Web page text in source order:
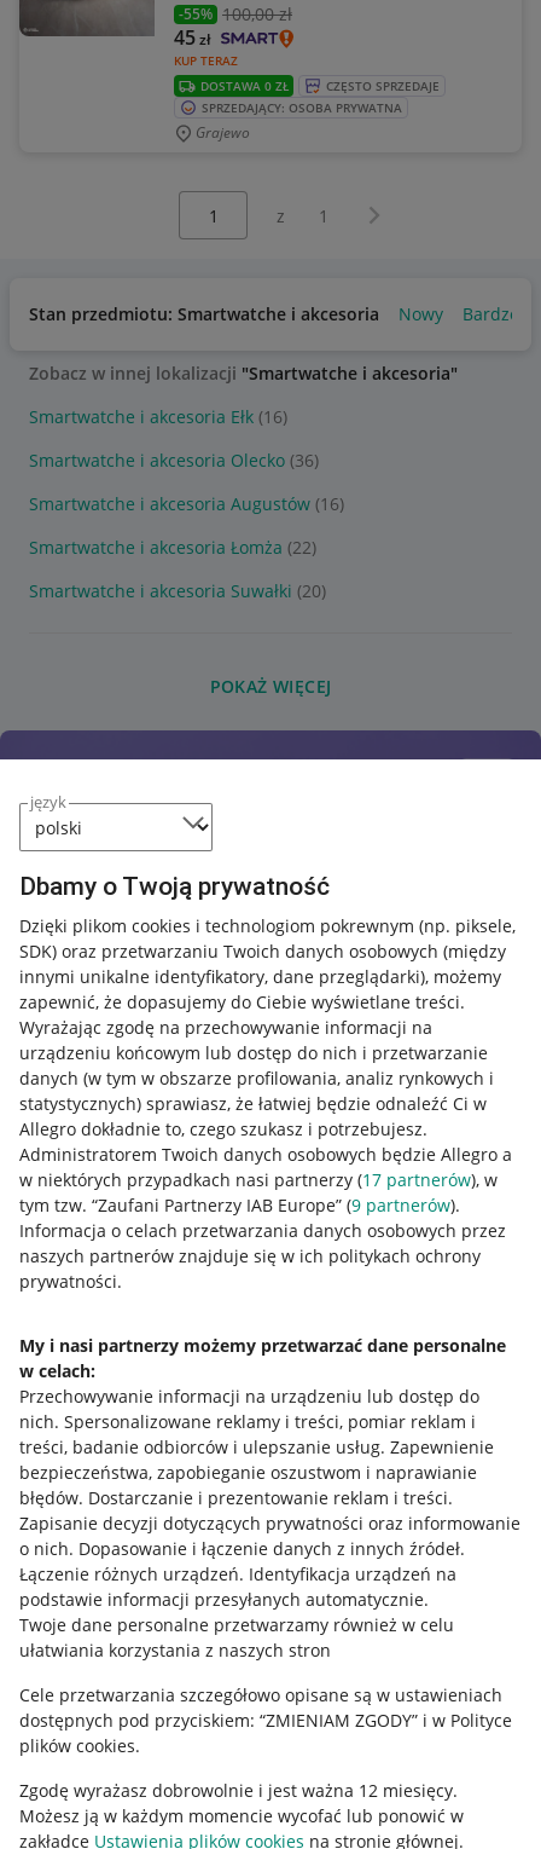
język
Dbamy o Twoją prywatność
Dzięki plikom cookies i technologiom pokrewnym (np. piksele,
SDK) oraz przetwarzaniu Twoich danych osobowych (między
innymi unikalne identyfikatory, dane przeglądarki), możemy
zapewnić, że dopasujemy do Ciebie wyświetlane treści.
Wyrażając zgodę na przechowywanie informacji na
urządzeniu końcowym lub dostęp do nich i przetwarzanie
danych (w tym w obszarze profilowania, analiz rynkowych i
statystycznych) sprawiasz, że łatwiej będzie odnaleźć Ci w
Allegro dokładnie to, czego szukasz i potrzebujesz.
Administratorem Twoich danych osobowych będzie Allegro a
w niektórych przypadkach nasi partnerzy (17 partnerów), w
tym tzw. “Zaufani Partnerzy IAB Europe” (9 partnerów).
Informacja o celach przetwarzania danych osobowych przez
naszych partnerów znajduje się w ich politykach ochrony
prywatności.
My i nasi partnerzy możemy przetwarzać dane personalne
w celach:
Przechowywanie informacji na urządzeniu lub dostęp do
nich. Spersonalizowane reklamy i treści, pomiar reklam i
treści, badanie odbiorców i ulepszanie usług. Zapewnienie
bezpieczeństwa, zapobieganie oszustwom i naprawianie
błędów. Dostarczanie i prezentowanie reklam i treści.
Zapisanie decyzji dotyczących prywatności oraz informowanie
o nich. Dopasowanie i łączenie danych z innych źródeł.
Łączenie różnych urządzeń. Identyfikacja urządzeń na
podstawie informacji przesyłanych automatycznie.
Twoje dane personalne przetwarzamy również w celu
ułatwiania korzystania z naszych stron
Cele przetwarzania szczegółowo opisane są w ustawieniach
dostępnych pod przyciskiem: “ZMIENIAM ZGODY” i w Polityce
plików cookies.
Zgodę wyrażasz dobrowolnie i jest ważna 12 miesięcy.
Możesz ją w każdym momencie wycofać lub ponowić w
zakładce Ustawienia plików cookies na stronie głównej.
-55% 100,00 zł
KUP TERAZ
45zł
DOSTAWA 0 ZŁ
CZĘSTO SPRZEDAJE
SPRZEDAJĄCY: OSOBA PRYWATNA
Grajewo
z 1 Następna strona
Stan przedmiotu: Smartwatche i akcesoria Nowy Bardzo
Zobacz w innej lokalizacji "Smartwatche i akcesoria"
Smartwatche i akcesoria Ełk (16)
Smartwatche i akcesoria Olecko (36)
Smartwatche i akcesoria Augustów (16)
Smartwatche i akcesoria Łomża (22)
Smartwatche i akcesoria Suwałki (20)
POKAŻ WIĘCEJ
Nawigacja
Przydatne informacje
Jak to działa
Allegro Gadane dla sprzedających
Allegro Gadane dla kupujących
Mapa miejscowości
Informacje prawne
Regulamin
Polityka plików "cookies"
Ustawienia plików "cookies"
Udostępnianie lokalizacji
Informacje dla Aktu o Usługach Cyfrowych
Pobierz aplikację